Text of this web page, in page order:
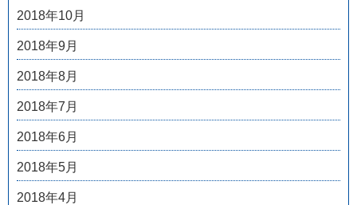
2018年10月
2018年9月
2018年8月
2018年7月
2018年6月
2018年5月
2018年4月